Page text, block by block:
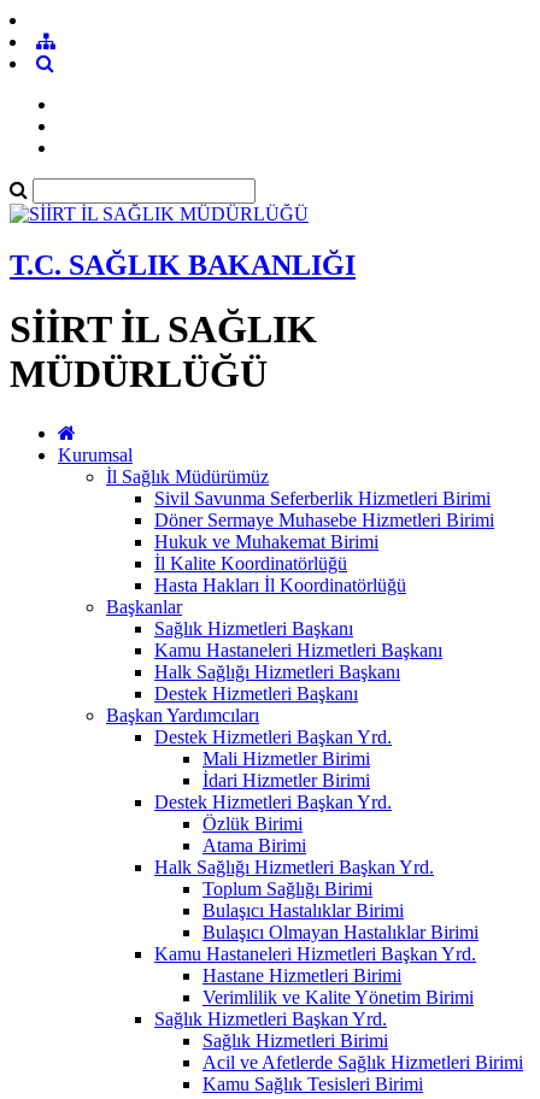
T.C. SAĞLIK BAKANLIĞI
SİİRT İL SAĞLIK
MÜDÜRLÜĞÜ
Kurumsal
İl Sağlık Müdürümüz
Sivil Savunma Seferberlik Hizmetleri Birimi
Döner Sermaye Muhasebe Hizmetleri Birimi
Hukuk ve Muhakemat Birimi
İl Kalite Koordinatörlüğü
Hasta Hakları İl Koordinatörlüğü
Başkanlar
Sağlık Hizmetleri Başkanı
Kamu Hastaneleri Hizmetleri Başkanı
Halk Sağlığı Hizmetleri Başkanı
Destek Hizmetleri Başkanı
Başkan Yardımcıları
Destek Hizmetleri Başkan Yrd.
Mali Hizmetler Birimi
İdari Hizmetler Birimi
Destek Hizmetleri Başkan Yrd.
Özlük Birimi
Atama Birimi
Halk Sağlığı Hizmetleri Başkan Yrd.
Toplum Sağlığı Birimi
Bulaşıcı Hastalıklar Birimi
Bulaşıcı Olmayan Hastalıklar Birimi
Kamu Hastaneleri Hizmetleri Başkan Yrd.
Hastane Hizmetleri Birimi
Verimlilik ve Kalite Yönetim Birimi
Sağlık Hizmetleri Başkan Yrd.
Sağlık Hizmetleri Birimi
Acil ve Afetlerde Sağlık Hizmetleri Birimi
Kamu Sağlık Tesisleri Birimi